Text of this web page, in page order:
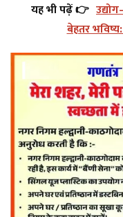
यह भी पढ़ें 👉
बेहतर